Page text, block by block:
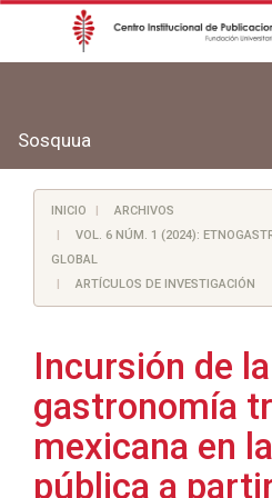
Barra
lateral
Sosquua
INICIO
ARCHIVOS
VOL. 6 NÚM. 1 (2024):
GLOBAL
ARTÍCULOS DE INVESTIGACIÓN
Incursión de la
gastronomía
mexicana en
pública a